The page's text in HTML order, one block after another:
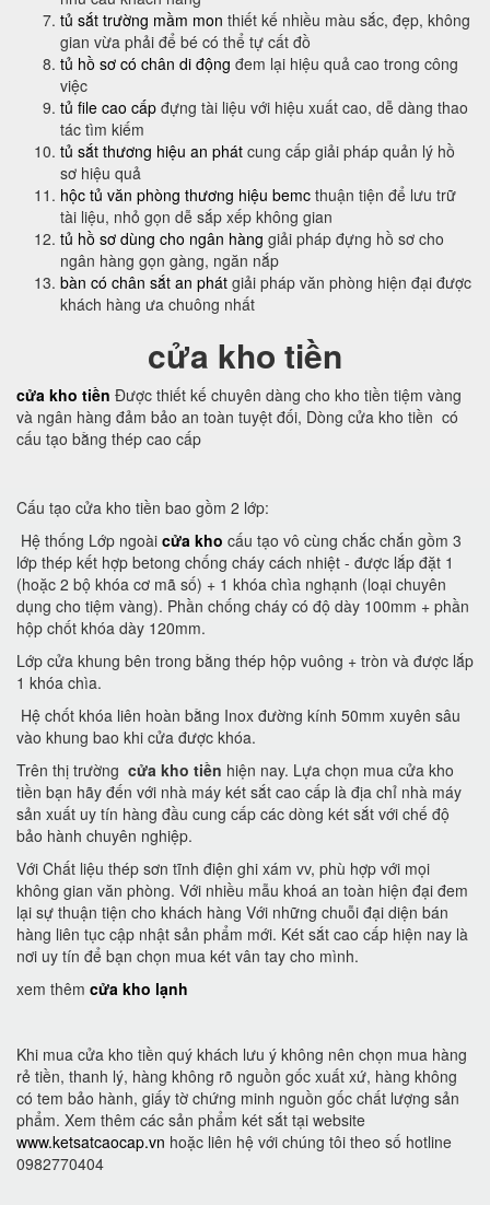
tủ sắt trường mầm mon thiết kế nhiều màu sắc, đẹp, không
gian vừa phải để bé có thể tự cất đồ
tủ hồ sơ có chân di động đem lại hiệu quả cao trong công
việc
tủ file cao cấp đựng tài liệu với hiệu xuất cao, dễ dàng thao
tác tìm kiếm
tủ sắt thương hiệu an phát cung cấp giải pháp quản lý hồ
sơ hiệu quả
hộc tủ văn phòng thương hiệu bemc thuận tiện để lưu trữ
tài liệu, nhỏ gọn dễ sắp xếp không gian
tủ hồ sơ dùng cho ngân hàng giải pháp đựng hồ sơ cho
ngân hàng gọn gàng, ngăn nắp
bàn có chân sắt an phát giải pháp văn phòng hiện đại được
khách hàng ưa chuông nhất
cửa kho tiền
cửa kho tiền Được thiết kế chuyên dàng cho kho tiền tiệm vàng
và ngân hàng đảm bảo an toàn tuyệt đối, Dòng cửa kho tiền có
cấu tạo bằng thép cao cấp
Cấu tạo cửa kho tiền bao gồm 2 lớp:
Hệ thống Lớp ngoài cửa kho cấu tạo vô cùng chắc chắn gồm 3
lớp thép kết hợp betong chống cháy cách nhiệt - được lắp đặt 1
(hoặc 2 bộ khóa cơ mã số) + 1 khóa chìa nghạnh (loại chuyên
dụng cho tiệm vàng). Phần chống cháy có độ dày 100mm + phần
hộp chốt khóa dày 120mm.
Lớp cửa khung bên trong bằng thép hộp vuông + tròn và được lắp
1 khóa chìa.
Hệ chốt khóa liên hoàn bằng Inox đường kính 50mm xuyên sâu
vào khung bao khi cửa được khóa.
Trên thị trường cửa kho tiền hiện nay. Lựa chọn mua cửa kho
tiền bạn hãy đến với nhà máy két sắt cao cấp là địa chỉ nhà máy
sản xuất uy tín hàng đầu cung cấp các dòng két sắt với chế độ
bảo hành chuyên nghiệp.
Với Chất liệu thép sơn tĩnh điện ghi xám vv, phù hợp với mọi
không gian văn phòng. Với nhiều mẫu khoá an toàn hiện đại đem
lại sự thuận tiện cho khách hàng Với những chuỗi đại diện bán
hàng liên tục cập nhật sản phẩm mới. Két sắt cao cấp hiện nay là
nơi uy tín để bạn chọn mua két vân tay cho mình.
xem thêm cửa kho lạnh
Khi mua cửa kho tiền quý khách lưu ý không nên chọn mua hàng
rẻ tiền, thanh lý, hàng không rõ nguồn gốc xuất xứ, hàng không
có tem bảo hành, giấy tờ chứng minh nguồn gốc chất lượng sản
phẩm. Xem thêm các sản phẩm két sắt tại website
www.ketsatcaocap.vn hoặc liên hệ với chúng tôi theo số hotline
0982770404